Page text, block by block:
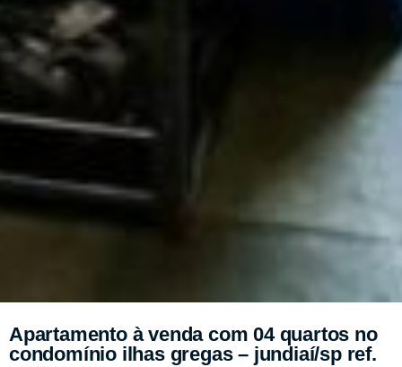
Apartamento à venda com 04 quartos no
condomínio ilhas gregas – jundiaí/sp ref.